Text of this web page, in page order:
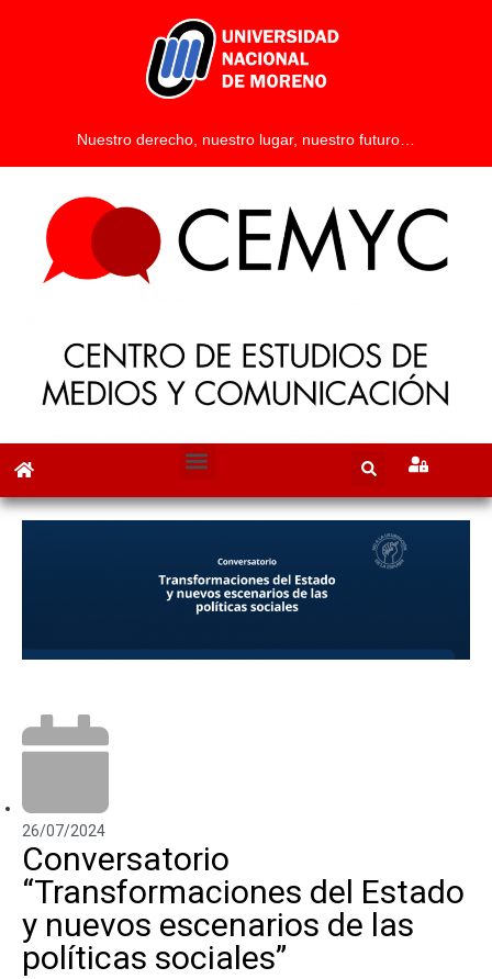
Nuestro derecho, nuestro lugar, nuestro futuro…
26/07/2024
Conversatorio
“Transformaciones del Estado
y nuevos escenarios de las
políticas sociales”